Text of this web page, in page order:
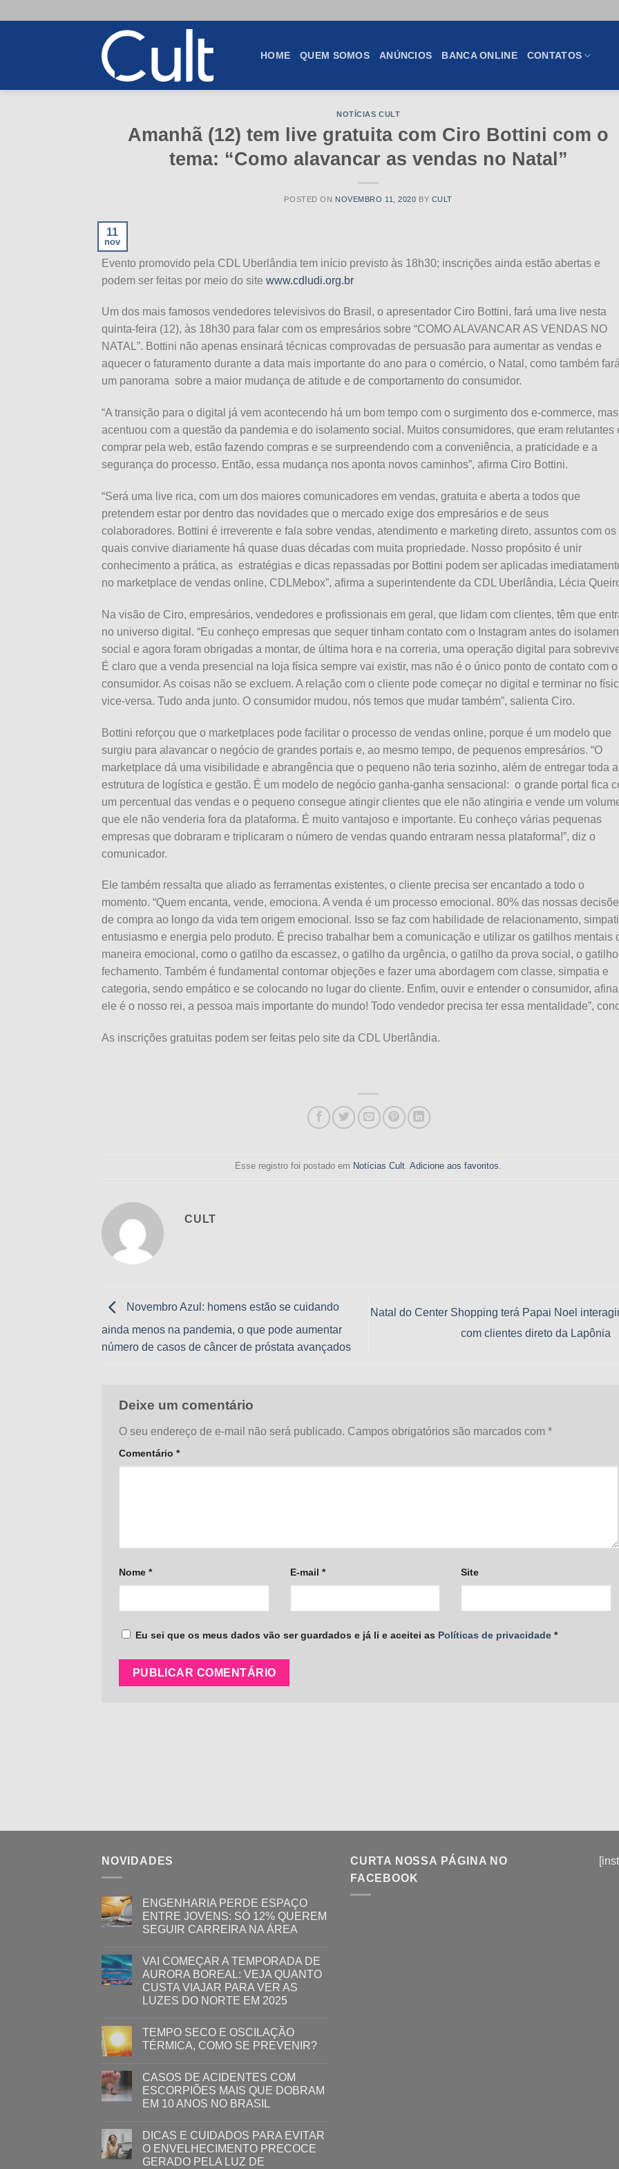
HOME QUEM SOMOS ANÚNCIOS BANCA ONLINE CONTATOS
NOTÍCIAS CULT
Amanhã (12) tem live gratuita com Ciro Bottini com o
tema: “Como alavancar as vendas no Natal”
POSTED ON NOVEMBRO 11, 2020 BY CULT
11
nov
Evento promovido pela CDL Uberlândia tem início previsto às 18h30; inscrições ainda estão abertas e
podem ser feitas por meio do site www.cdludi.org.br
Um dos mais famosos vendedores televisivos do Brasil, o apresentador Ciro Bottini, fará uma live nesta
quinta-feira (12), às 18h30 para falar com os empresários sobre “COMO ALAVANCAR AS VENDAS NO
NATAL”. Bottini não apenas ensinará técnicas comprovadas de persuasão para aumentar as vendas e
aquecer o faturamento durante a data mais importante do ano para o comércio, o Natal, como também
um panorama sobre a maior mudança de atitude e de comportamento do consumidor.
“A transição para o digital já vem acontecendo há um bom tempo com o surgimento dos e-commerce,
acentuou com a questão da pandemia e do isolamento social. Muitos consumidores, que eram relutantes
comprar pela web, estão fazendo compras e se surpreendendo com a conveniência, a praticidade e a
segurança do processo. Então, essa mudança nos aponta novos caminhos”, afirma Ciro Bottini.
“Será uma live rica, com um dos maiores comunicadores em vendas, gratuita e aberta a todos que
pretendem estar por dentro das novidades que o mercado exige dos empresários e de seus
colaboradores. Bottini é irreverente e fala sobre vendas, atendimento e marketing direto, assuntos com os
quais convive diariamente há quase duas décadas com muita propriedade. Nosso propósito é unir
conhecimento a prática, as estratégias e dicas repassadas por Bottini podem ser aplicadas
no marketplace de vendas online, CDLMebox”, afirma a superintendente da CDL Uberlândia, Lécia
Na visão de Ciro, empresários, vendedores e profissionais em geral, que lidam com clientes, têm que
no universo digital. “Eu conheço empresas que sequer tinham contato com o Instagram antes do
social e agora foram obrigadas a montar, de última hora e na correria, uma operação digital para
É claro que a venda presencial na loja física sempre vai existir, mas não é o único ponto de contato com o
consumidor. As coisas não se excluem. A relação com o cliente pode começar no digital e terminar no
vice-versa. Tudo anda junto. O consumidor mudou, nós temos que mudar também”, salienta Ciro.
Bottini reforçou que o marketplaces pode facilitar o processo de vendas online, porque é um modelo que
surgiu para alavancar o negócio de grandes portais e, ao mesmo tempo, de pequenos empresários. “O
marketplace dá uma visibilidade e abrangência que o pequeno não teria sozinho, além de entregar toda a
estrutura de logística e gestão. É um modelo de negócio ganha-ganha sensacional: o grande portal fica
um percentual das vendas e o pequeno consegue atingir clientes que ele não atingiria e vende um
que ele não venderia fora da plataforma. É muito vantajoso e importante. Eu conheço várias pequenas
empresas que dobraram e triplicaram o número de vendas quando entraram nessa plataforma!”, diz o
comunicador.
Ele também ressalta que aliado as ferramentas existentes, o cliente precisa ser encantado a todo o
momento. “Quem encanta, vende, emociona. A venda é um processo emocional. 80% das nossas
de compra ao longo da vida tem origem emocional. Isso se faz com habilidade de relacionamento,
entusiasmo e energia pelo produto. É preciso trabalhar bem a comunicação e utilizar os gatilhos mentais
maneira emocional, como o gatilho da escassez, o gatilho da urgência, o gatilho da prova social, o
fechamento. Também é fundamental contornar objeções e fazer uma abordagem com classe, simpatia e
categoria, sendo empático e se colocando no lugar do cliente. Enfim, ouvir e entender o consumidor,
ele é o nosso rei, a pessoa mais importante do mundo! Todo vendedor precisa ter essa mentalidade”,
As inscrições gratuitas podem ser feitas pelo site da CDL Uberlândia.
Esse registro foi postado em Notícias Cult.Adicione aos favoritos.
CULT
Novembro Azul: homens estão se cuidando
ainda menos na pandemia, o que pode aumentar
número de casos de câncer de próstata avançados
Natal do Center Shopping terá Papai Noel
com clientes direto da Lapônia
Deixe um comentário
O seu endereço de e-mail não será publicado. Campos obrigatórios são marcados com *
Comentário *
Nome * E-mail * Site
Eu sei que os meus dados vão ser guardados e já li e aceitei as Políticas de privacidade *
NOVIDADES
ENGENHARIA PERDE ESPAÇO
ENTRE JOVENS: SÓ 12% QUEREM
SEGUIR CARREIRA NA ÁREA
VAI COMEÇAR A TEMPORADA DE
AURORA BOREAL: VEJA QUANTO
CUSTA VIAJAR PARA VER AS
LUZES DO NORTE EM 2025
TEMPO SECO E OSCILAÇÃO
TÉRMICA, COMO SE PREVENIR?
CASOS DE ACIDENTES COM
ESCORPIÕES MAIS QUE DOBRAM
EM 10 ANOS NO BRASIL
DICAS E CUIDADOS PARA EVITAR
O ENVELHECIMENTO PRECOCE
GERADO PELA LUZ ​DE
CURTA NOSSA PÁGINA NO
FACEBOOK